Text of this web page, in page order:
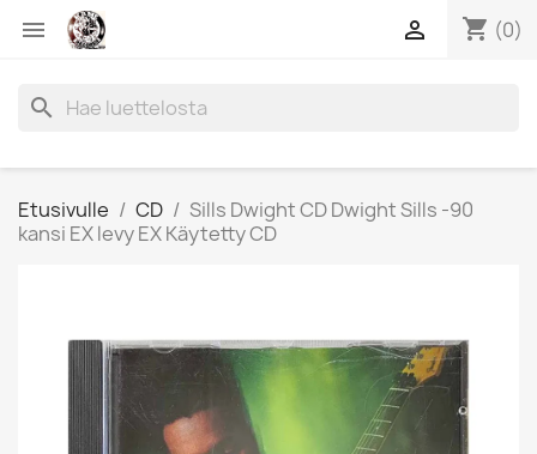
 shopping_cart (0)

search
Etusivulle CD
Sills Dwight CD Dwight Sills -90
kansi EX levy EX Käytetty CD